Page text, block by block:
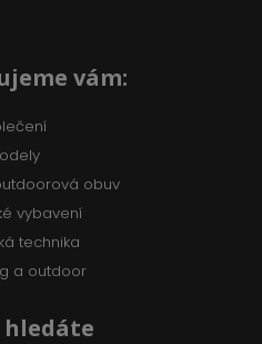
vám:
obuv
vybavení
technika
a outdoor
hledáte